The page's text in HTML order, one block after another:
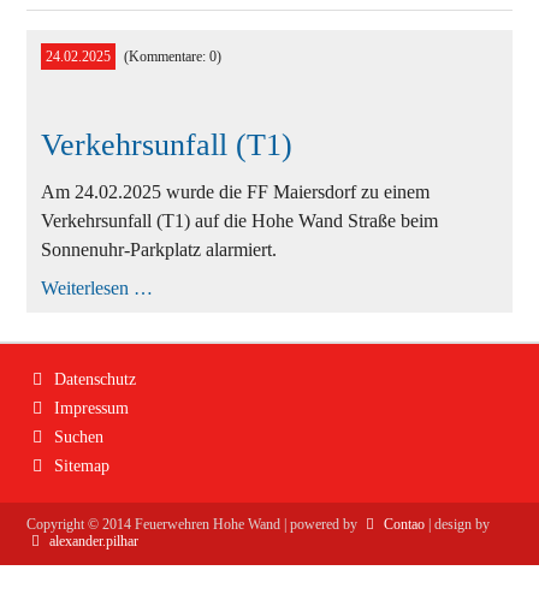
Fahrzeuge
Kontakt
Allgemein
Bewerbe
Einsätze
Jugend
Veranstaltungen
24.02.2025 (Kommentare: 0)
Verkehrsunfall (T1)
Am 24.02.2025 wurde die FF Maiersdorf zu einem
Verkehrsunfall (T1) auf die Hohe Wand Straße beim
Sonnenuhr-Parkplatz alarmiert.
Weiterlesen …
Navigation
Datenschutz
Impressum
Suchen
Sitemap
Copyright ©2014 Feuerwehren Hohe Wand | powered by Contao | design by
alexander.pilhar